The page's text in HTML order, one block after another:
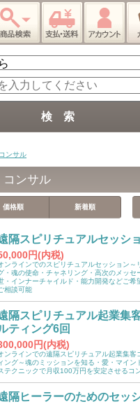
ンサル
コンサル
価格順 新着順
隔スピリチュアルセッシ
円(内税)
ンラインでのスピリチュアルセッション～
・魂の使命・チャネリング・高次のメッセ
・インナーチャイルド・能力開発などご希
相談可能
隔スピリチュアル起業集
ティング6回
円(内税)
ンラインでの遠隔スピリチュアル起業集客
ング～魂のミッションを知る・愛・マイン
テクニックで月収100万円を安定させるコ
隔ヒーラーのためのセッ